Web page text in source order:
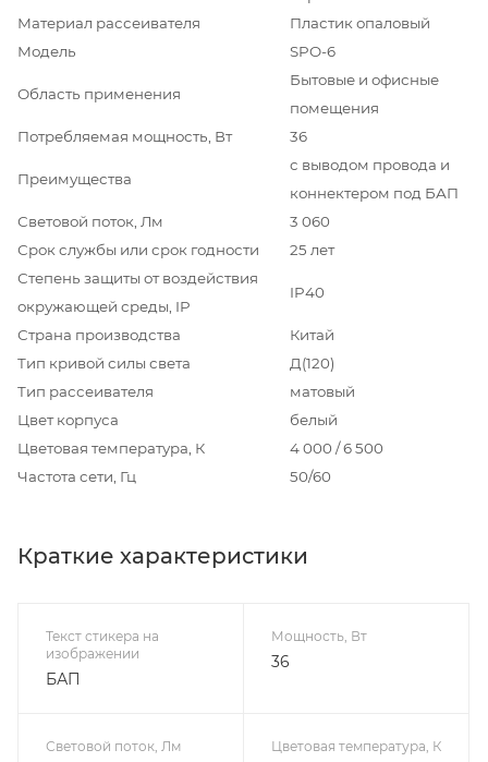
Материал рассеивателя
Пластик опаловый
Модель
SPO-6
Область применения
Бытовые и офисные
помещения
Потребляемая мощность, Вт
36
Преимущества
с выводом провода и
коннектером под БАП
Световой поток, Лм
3 060
Срок службы или срок годности
25 лет
Степень защиты от воздействия
окружающей среды, IP
IP40
Страна производства
Китай
Тип кривой силы света
Д(120)
Тип рассеивателя
матовый
Цвет корпуса
белый
Цветовая температура, К
4 000 / 6 500
Частота сети, Гц
50/60
Краткие характеристики
Текст стикера на
изображении
БАП
Мощность, Вт
36
Световой поток, Лм Цветовая температура, К